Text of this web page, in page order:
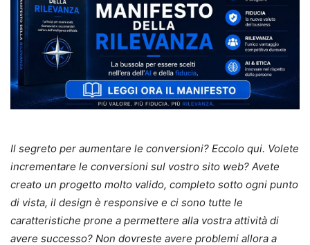
Il segreto per aumentare le conversioni? Eccolo qui. Volete
incrementare le conversioni sul vostro sito web? Avete
creato un progetto molto valido, completo sotto ogni punto
di vista, il design è responsive e ci sono tutte le
caratteristiche prone a permettere alla vostra attività di
avere successo? Non dovreste avere problemi allora a